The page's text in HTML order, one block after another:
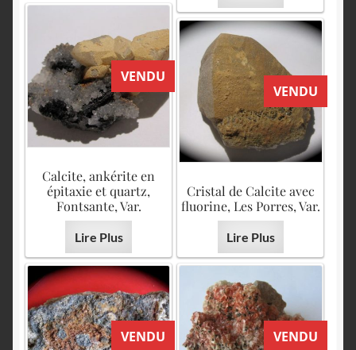
VENDU
Calcite, ankérite en
épitaxie et quartz,
Fontsante, Var.
Lire Plus
VENDU
Cristal de Calcite avec
fluorine, Les Porres, Var.
Lire Plus
VENDU VENDU